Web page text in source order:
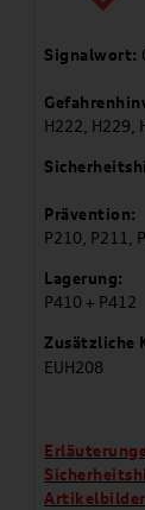
Signalwort:
H222, H229,
Prävention:
P210, P211,
Lagerung:
P410 + P412
Zusätzliche
EUH208